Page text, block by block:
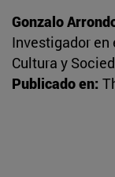
Gonzalo
Investigador en
Cultura y
Publicado en: